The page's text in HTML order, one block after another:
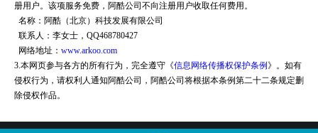
册用户。该项服务免费，阿酷公司不向注册用户收取任何费用。
名称：阿酷（北京）科技发展有限公司
联系人：李女士，QQ468780427
网络地址： www.arkoo.com
3.本网页参与各方的所有行为，完全遵守《信息网络传播权保护条例 》。如有
侵权行为，请权利人通知阿酷公司，阿酷公司将根据本条例第二十二条规定删
除侵权作品。